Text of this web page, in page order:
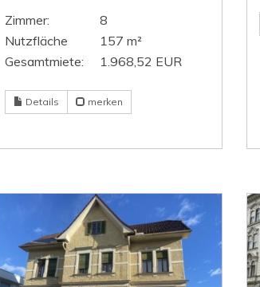
Zimmer:
8
Nutzfläche
157 m²
Gesamtmiete:
1.968,52 EUR
Details merken